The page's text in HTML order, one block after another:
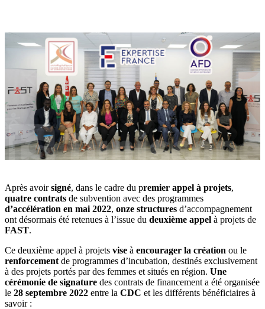
Après avoirsigné, dans le cadre du premier appel à projets,
quatre contrats de subvention avec des programmes
d’accélération en mai 2022, onze structures d’accompagnement
ont désormais été retenues à l’issue du deuxième appel à projets de
FAST.
Ce deuxième appel à projets vise à encourager la création ou le
renforcement de programmes d’incubation, destinés exclusivement
à des projets portés par des femmes et situés en région. Une
cérémonie de signature des contrats de financement a été organisée
le 28 septembre 2022 entre la CDC et les différents bénéficiaires à
savoir :